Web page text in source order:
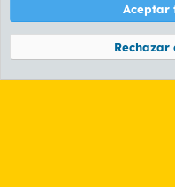
Términos y
Community platform by XenForo®
Aceptar
Rechazar